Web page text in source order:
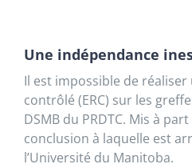
Une indépendance
Il est impossible de
contrôlé (ERC) sur les
DSMB du PRDTC. Mis à part
conclusion à laquelle est
l’Université du Manitoba.